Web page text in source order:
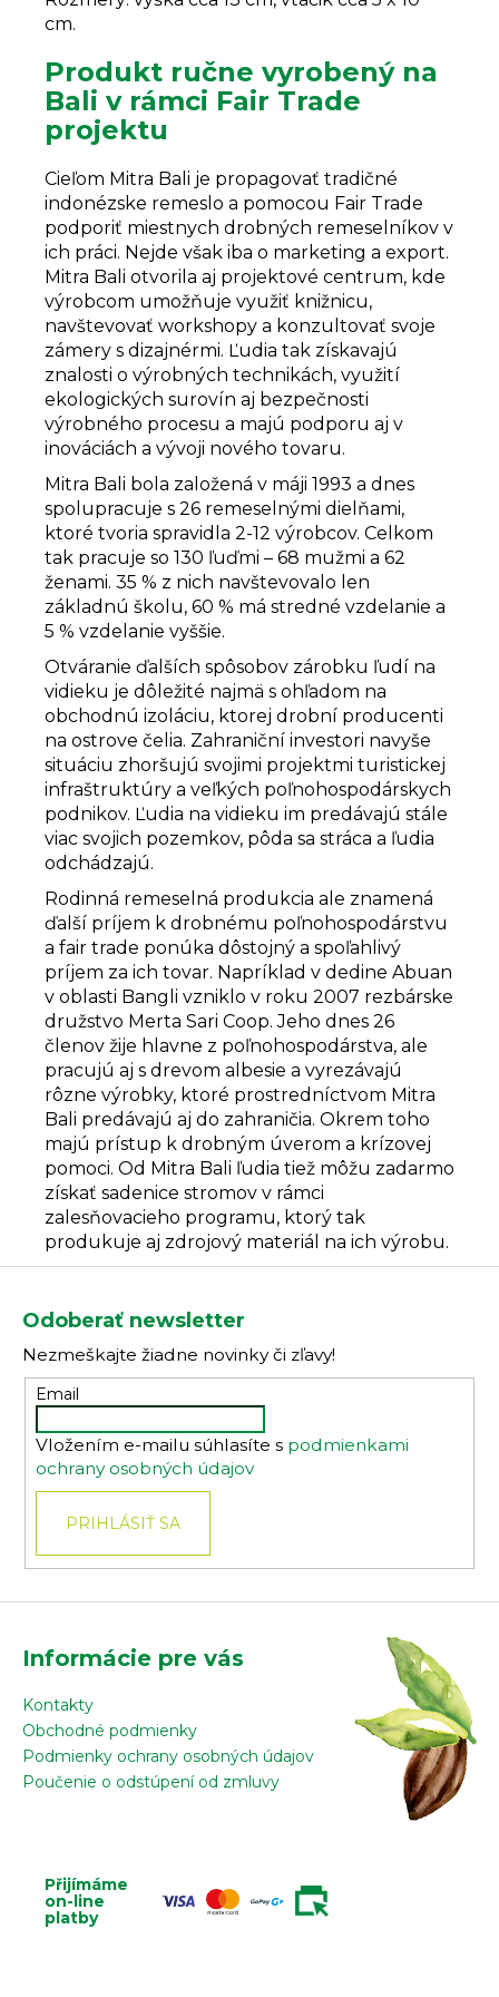
cm.
Produkt ručne vyrobený na
Bali v rámci Fair Trade
projektu
Cieľom Mitra Bali je propagovať tradičné
indonézske remeslo a pomocou Fair Trade
podporiť miestnych drobných remeselníkov v
ich práci. Nejde však iba o marketing a export.
Mitra Bali otvorila aj projektové centrum, kde
výrobcom umožňuje využiť knižnicu,
navštevovať workshopy a konzultovať svoje
zámery s dizajnérmi. Ľudia tak získavajú
znalosti o výrobných technikách, využití
ekologických surovín aj bezpečnosti
výrobného procesu a majú podporu aj v
inováciách a vývoji nového tovaru.
Mitra Bali bola založená v máji 1993 a dnes
spolupracuje s 26 remeselnými dielňami,
ktoré tvoria spravidla 2-12 výrobcov. Celkom
tak pracuje so 130 ľuďmi – 68 mužmi a 62
ženami. 35 % z nich navštevovalo len
základnú školu, 60 % má stredné vzdelanie a
5 % vzdelanie vyššie.
Otváranie ďalších spôsobov zárobku ľudí na
vidieku je dôležité najmä s ohľadom na
obchodnú izoláciu, ktorej drobní producenti
na ostrove čelia. Zahraniční investori navyše
situáciu zhoršujú svojimi projektmi turistickej
infraštruktúry a veľkých poľnohospodárskych
podnikov. Ľudia na vidieku im predávajú stále
viac svojich pozemkov, pôda sa stráca a ľudia
odchádzajú.
Rodinná remeselná produkcia ale znamená
ďalší príjem k drobnému poľnohospodárstvu
a fair trade ponúka dôstojný a spoľahlivý
príjem za ich tovar. Napríklad v dedine Abuan
v oblasti Bangli vzniklo v roku 2007 rezbárske
družstvo Merta Sari Coop. Jeho dnes 26
členov žije hlavne z poľnohospodárstva, ale
pracujú aj s drevom albesie a vyrezávajú
rôzne výrobky, ktoré prostredníctvom Mitra
Bali predávajú aj do zahraničia. Okrem toho
majú prístup k drobným úverom a krízovej
pomoci. Od Mitra Bali ľudia tiež môžu zadarmo
získať sadenice stromov v rámci
zalesňovacieho programu, ktorý tak
produkuje aj zdrojový materiál na ich výrobu.
Odoberať newsletter
Nezmeškajte žiadne novinky či zľavy!
Email
Vložením e-mailu súhlasíte s podmienkami
ochrany osobných údajov
PRIHLÁSIŤ SA
Informácie pre vás
Kontakty
Obchodné podmienky
Podmienky ochrany osobných údajov
Poučenie o odstúpení od zmluvy
Přijímáme
on-line
platby